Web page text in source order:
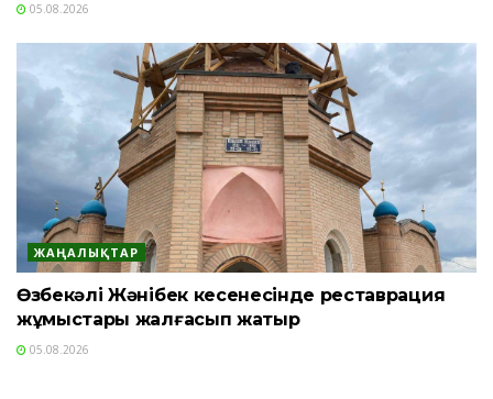
05.08.2026
ЖАҢАЛЫҚТАР
Өзбекәлі Жәнібек кесенесінде реставрация
жұмыстары жалғасып жатыр
05.08.2026